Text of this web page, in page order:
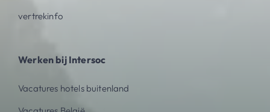
vertrekinfo
Werken bij Intersoc
Vacatures hotels buitenland